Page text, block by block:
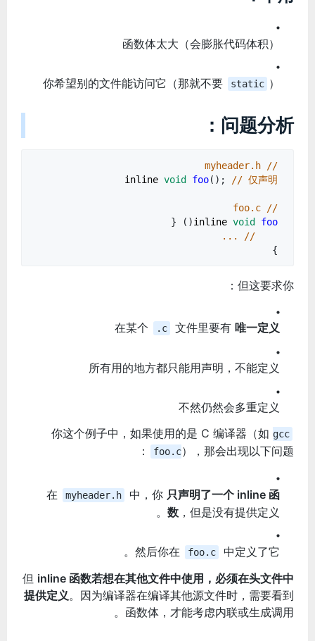
函数体太大（会膨胀代码体积）
你希望别的文件能访问它（那就不要 static ）
问题分析：
// myheader.h
inline void foo(); // 仅声明
// foo.c
inline void foo
() {
// ...
}
但这要求你：
在某个 .c 文件里要有 唯一定义
所有用的地方都只能用声明，不能定义
不然仍然会多重定义
你这个例子中，如果使用的是 C 编译器（如 gcc
foo.c），那会出现以下问题：
在 myheader.h 中，你 只声明了一个 inline 函
数 ，但是没有提供定义。
然后你在 foo.c
中定义了它。
但 inline 函数若想在其他文件中使用，必须在头文件中
提供定义 。因为编译器在编译其他源文件时，需要看到
函数体，才能考虑内联或生成调用。